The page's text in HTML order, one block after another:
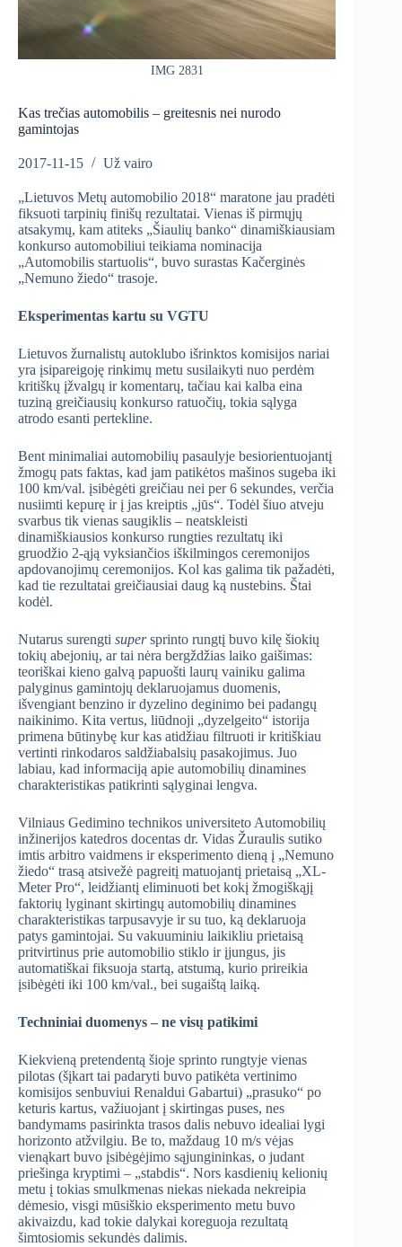
IMG 2831
Kas trečias automobilis – greitesnis nei nurodo
gamintojas
2017-11-15 Už vairo
„Lietuvos Metų automobilio 2018“ maratone jau pradėti
fiksuoti tarpinių finišų rezultatai. Vienas iš pirmųjų
atsakymų, kam atiteks „Šiaulių banko“ dinamiškiausiam
konkurso automobiliui teikiama nominacija
„Automobilis startuolis“, buvo surastas Kačerginės
„Nemuno žiedo“ trasoje.
Eksperimentas kartu su VGTU
Lietuvos žurnalistų autoklubo išrinktos komisijos nariai
yra įsipareigoję rinkimų metu susilaikyti nuo perdėm
kritiškų įžvalgų ir komentarų, tačiau kai kalba eina
tuziną greičiausių konkurso ratuočių, tokia sąlyga
atrodo esanti pertekline.
Bent minimaliai automobilių pasaulyje besiorientuojantį
žmogų pats faktas, kad jam patikėtos mašinos sugeba iki
100 km/val. įsibėgėti greičiau nei per 6 sekundes, verčia
nusiimti kepurę ir į jas kreiptis „jūs“. Todėl šiuo atveju
svarbus tik vienas saugiklis – neatskleisti
dinamiškiausios konkurso rungties rezultatų iki
gruodžio 2-ąją vyksiančios iškilmingos ceremonijos
apdovanojimų ceremonijos. Kol kas galima tik pažadėti,
kad tie rezultatai greičiausiai daug ką nustebins. Štai
kodėl.
Nutarus surengti supersprinto rungtį buvo kilę šiokių
tokių abejonių, ar tai nėra bergždžias laiko gaišimas:
teoriškai kieno galvą papuošti laurų vainiku galima
palyginus gamintojų deklaruojamus duomenis,
išvengiant benzino ir dyzelino deginimo bei padangų
naikinimo. Kita vertus, liūdnoji „dyzelgeito“ istorija
primena būtinybę kur kas atidžiau filtruoti ir kritiškiau
vertinti rinkodaros saldžiabalsių pasakojimus. Juo
labiau, kad informaciją apie automobilių dinamines
charakteristikas patikrinti sąlyginai lengva.
Vilniaus Gedimino technikos universiteto Automobilių
inžinerijos katedros docentas dr. Vidas Žuraulis sutiko
imtis arbitro vaidmens ir eksperimento dieną į „Nemuno
žiedo“ trasą atsivežė pagreitį matuojantį prietaisą „XL-
Meter Pro“, leidžiantį eliminuoti bet kokį žmogiškąjį
faktorių lyginant skirtingų automobilių dinamines
charakteristikas tarpusavyje ir su tuo, ką deklaruoja
patys gamintojai. Su vakuuminiu laikikliu prietaisą
pritvirtinus prie automobilio stiklo ir įjungus, jis
automatiškai fiksuoja startą, atstumą, kurio prireikia
įsibėgėti iki 100 km/val., bei sugaištą laiką.
Techniniai duomenys – ne visų patikimi
Kiekvieną pretendentą šioje sprinto rungtyje vienas
pilotas (šįkart tai padaryti buvo patikėta vertinimo
komisijos senbuviui Renaldui Gabartui) „prasuko“ po
keturis kartus, važiuojant į skirtingas puses, nes
bandymams pasirinkta trasos dalis nebuvo idealiai lygi
horizonto atžvilgiu. Be to, maždaug 10 m/s vėjas
vienąkart buvo įsibėgėjimo sąjungininkas, o judant
priešinga kryptimi – „stabdis“. Nors kasdienių kelionių
metu į tokias smulkmenas niekas niekada nekreipia
dėmesio, visgi mūsiškio eksperimento metu buvo
akivaizdu, kad tokie dalykai koreguoja rezultatą
šimtosiomis sekundės dalimis.